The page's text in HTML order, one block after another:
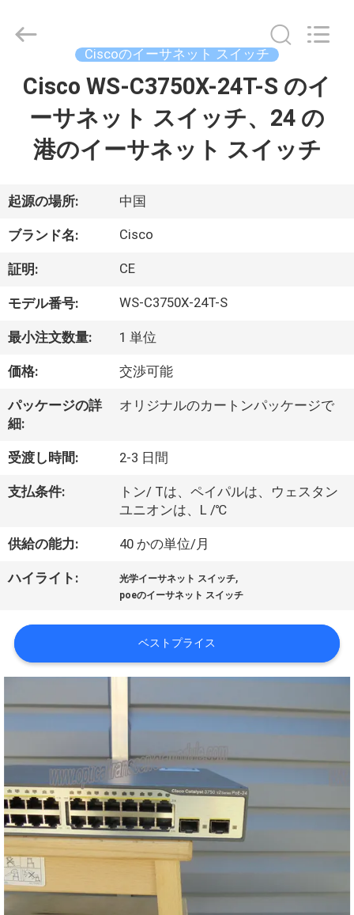
品
ビ
デ
オ
わ
た
ち
に
つ
て
場
ツ
ア
ー
品
質
Ciscoのイーサネット スイッチ
Cisco WS-C3750X-24T-S のイ
ーサネット スイッチ、24 の
港のイーサネット スイッチ
起源の場所: 中国
ブランド名: Cisco
証明: CE
モデル番号: WS-C3750X-24T-S
最小注文数量: 1 単位
価格: 交渉可能
パッケージの詳
細:
オリジナルのカートンパッケージで
受渡し時間: 2-3 日間
支払条件:
トン/ Tは、ペイパルは、ウェスタン
ユニオンは、L /℃
供給の能力: 40 かの単位/月
ハイライト: 光学イーサネット スイッチ,
poeのイーサネット スイッチ
ベストプライス